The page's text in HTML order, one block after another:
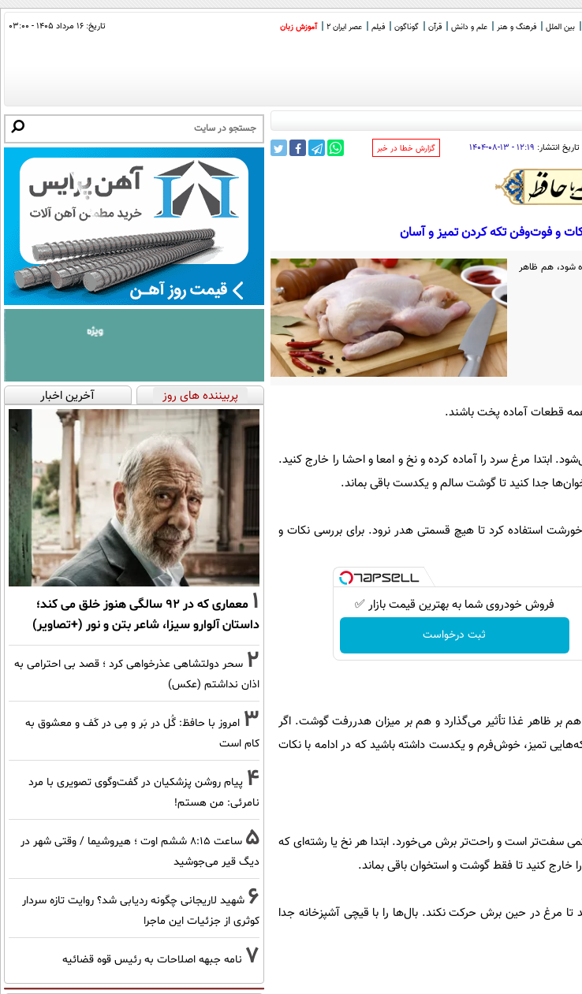
بین الملل فرهنگ و هنر علم و دانش قرآن گوناگون فیلم عصر ایران 2 آموزش زبان تاریخ: ۱۶ مرداد ۱۴۰۵ - ۰۳:۰۰
تاریخ انتشار: ۱۲:۱۹ - ۱۳-۰۸-۱۴۰۴ ‌گزارش خطا در خبر
و فوت‌وفن تکه کردن تمیز و آسان
شود، هم ظاهر
قطعات آماده پخت باشند.
ابتدا مرغ سرد را آماده کرده و نخ و امعا و احشا را خارج کنید.
جدا کنید تا گوشت سالم و یکدست باقی بماند.
استفاده کرد تا هیچ قسمتی هدر نرود. برای بررسی نکات و
فروش خودروی شما به بهترین قیمت بازار ✅
ثبت درخواست
ظاهر غذا تأثیر می‌گذارد و هم بر میزان هدررفت گوشت. اگر
تمیز، خوش‌فرم و یکدست داشته باشید که در ادامه با نکات
کمی سفت‌تر است و راحت‌تر برش می‌خورد. ابتدا هر نخ یا رشته‌ای که
خارج کنید تا فقط گوشت و استخوان باقی بماند.
مرغ در حین برش حرکت نکند. بال‌ها را با قیچی آشپزخانه جدا
پربیننده های روز آخرین اخبار
1
معماری که در 92 سالگی هنوز خلق می کند؛
داستان آلوارو سیزا، شاعر بتن و نور (+تصاویر)
2 سحر دولتشاهی عذرخواهی کرد ؛ قصد بی احترامی به
اذان نداشتم (عکس)
3 امروز با حافظ: گُل در بَر و مِی در کَف و معشوق به
کام است
4 پیام روشن پزشکیان در گفت‌و‌گوی تصویری با مرد
نامرئی: من هستم!
5
ساعت ۸:۱۵ ششم اوت ؛ هیروشیما / وقتی شهر در
دیگ قیر می‌جوشید
6 شهید لاریجانی چگونه ردیابی شد؟ روایت تازه سردار
کوثری از جزئیات این ماجرا
7 نامه جبهه اصلاحات به رئیس قوه قضائیه